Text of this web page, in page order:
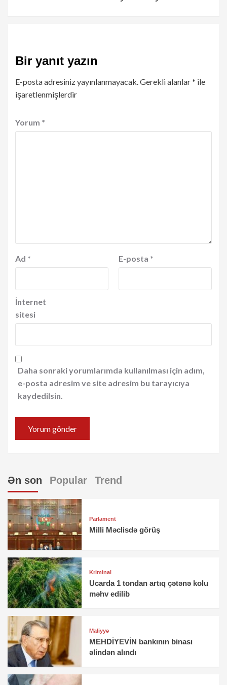
Bir yanıt yazın
E-posta adresiniz yayınlanmayacak.Gerekli alanlar* ile
işaretlenmişlerdir
Yorum *
Ad * E-posta *
İnternet
sitesi
Daha sonraki yorumlarımda kullanılması için adım,
e-posta adresim ve site adresim bu tarayıcıya
kaydedilsin.
Ən son Popular Trend
Parlament
Milli Məclisdə görüş
Kriminal
Ucarda 1 tondan artıq çətənə kolu
məhv edilib
Maliyyə
MEHDİYEVİN bankının binası
əlindən alındı